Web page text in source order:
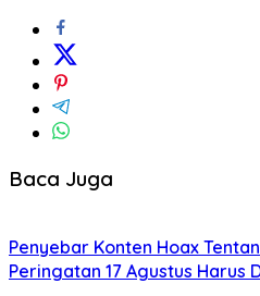
Baca Juga
Penyebar Konten Hoax
Peringatan 17 Agustus Harus